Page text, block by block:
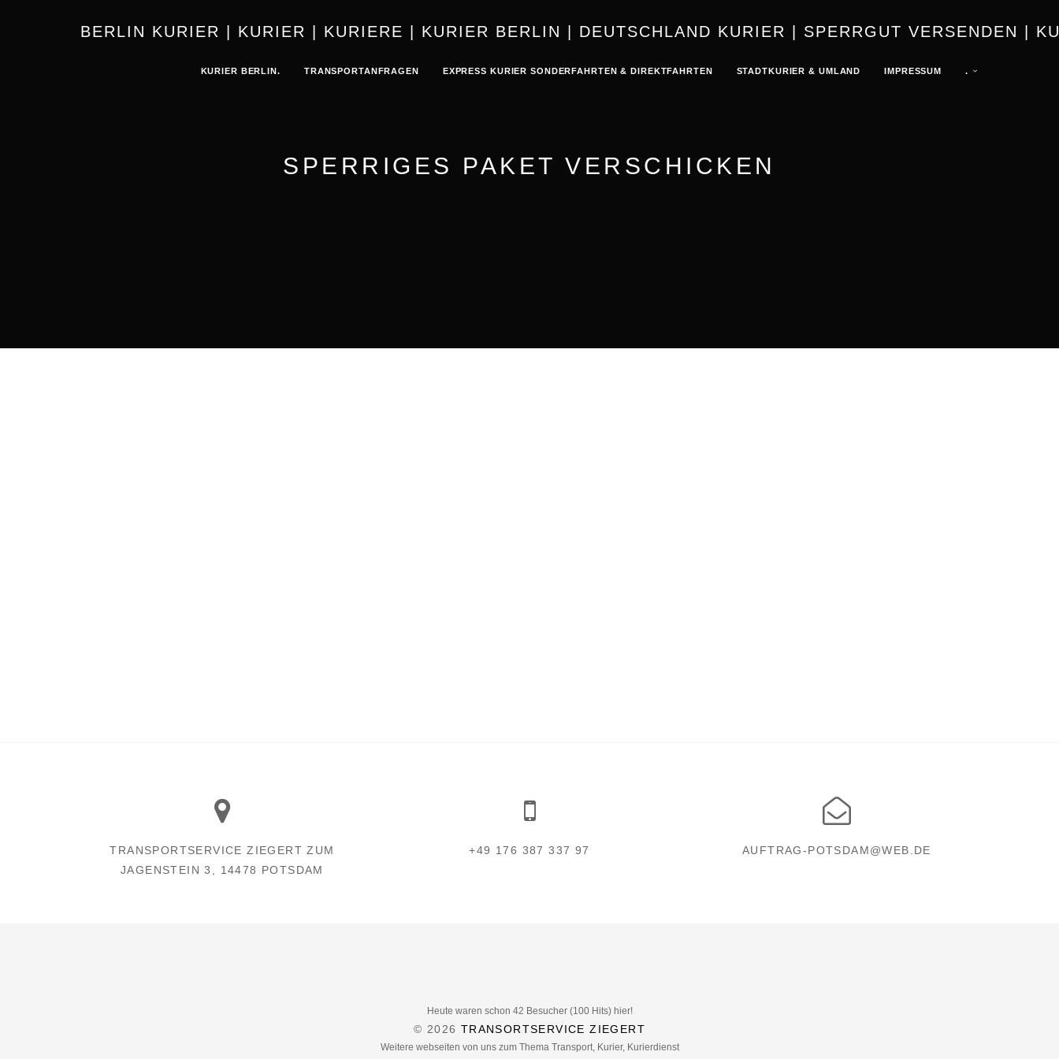
BERLIN KURIER | KURIER |
KURIER BERLIN. TRANSPORTANFRAGEN EXPRESS KURIER SONDERFAHRTEN & DIREKTFAHRTEN STADTKURIER & UMLAND IMPRESSUM .
SPERRIGES PAKET VERSCHICKEN
TRANSPORTSERVICE ZIEGERT ZUM
JAGENSTEIN 3, 14478 POTSDAM
+49 176 387 337 97 AUFTRAG-POTSDAM@WEB.DE
Heute waren schon 42 Besucher (100 Hits) hier!
© 2026 TRANSORTSERVICE ZIEGERT
Weitere webseiten von uns zum Thema Transport, Kurier, Kurierdienst